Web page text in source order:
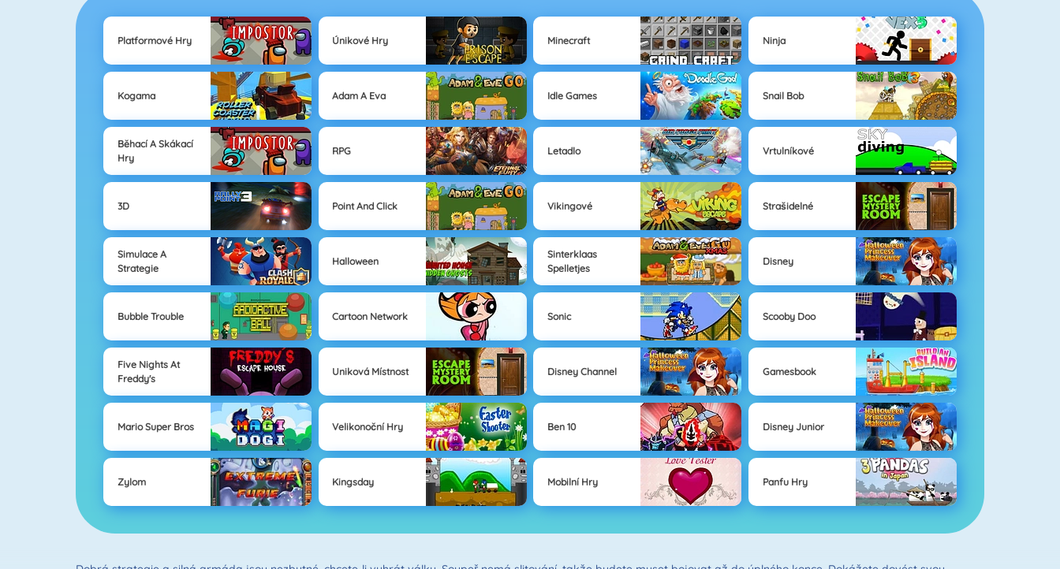
Platformové Hry Únikové Hry Minecraft Ninja
Kogama Adam A Eva Idle Games Snail Bob
Běhací A Skákací
Hry
RPG Letadlo Vrtulníkové
3D Point And Click Vikingové Strašidelné
Simulace A
Strategie
Halloween
Sinterklaas
Spelletjes
Disney
Bubble Trouble Cartoon Network Sonic Scooby Doo
Five Nights At
Freddy's
Uniková Místnost Disney Channel Gamesbook
Mario Super Bros Velikonoční Hry Ben 10 Disney Junior
Zylom Kingsday Mobilní Hry Panfu Hry